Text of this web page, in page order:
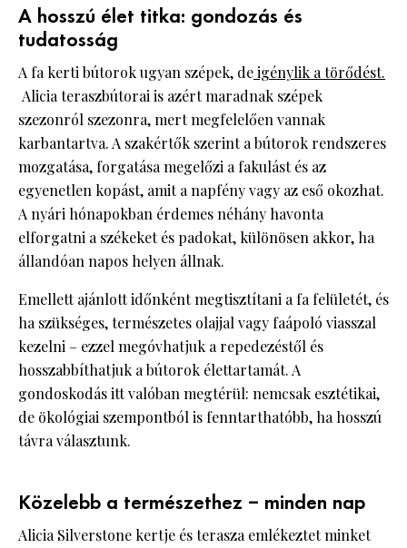
A hosszú élet titka: gondozás és
tudatosság
A fa kerti bútorok ugyan szépek, deigénylik a törődést.
Alicia teraszbútorai is azért maradnak szépek
szezonról szezonra, mert megfelelően vannak
karbantartva. A szakértők szerint a bútorok rendszeres
mozgatása, forgatása megelőzi a fakulást és az
egyenetlen kopást, amit a napfény vagy az eső okozhat.
A nyári hónapokban érdemes néhány havonta
elforgatni a székeket és padokat, különösen akkor, ha
állandóan napos helyen állnak.
Emellett ajánlott időnként megtisztítani a fa felületét, és
ha szükséges, természetes olajjal vagy faápoló viasszal
kezelni – ezzel megóvhatjuk a repedezéstől és
hosszabbíthatjuk a bútorok élettartamát. A
gondoskodás itt valóban megtérül: nemcsak esztétikai,
de ökológiai szempontból is fenntarthatóbb, ha hosszú
távra választunk.
Közelebb a természethez – minden nap
Alicia Silverstone kertje és terasza emlékeztet minket